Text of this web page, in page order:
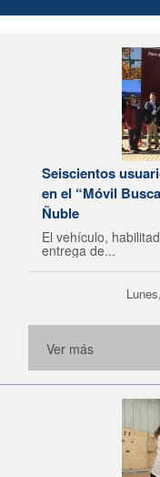
Seiscientos
en el “Móvil
Ñuble
El vehículo,
entrega de...
Ver más